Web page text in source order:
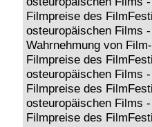
Filmpreise des
osteuropäischen Films
Wahrnehmung von
Filmpreise des
osteuropäischen Films
Filmpreise des
osteuropäischen Films
Filmpreise des